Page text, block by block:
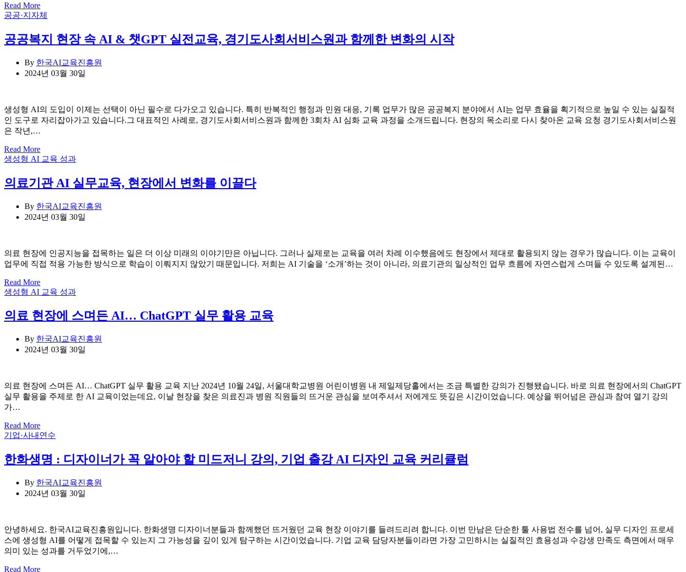
Read More
Categories
공공·지자체
공공복지 현장 속 AI & 챗GPT 실전교육, 경기도사회서비스원과 함께한 변화의 시작
By 한국AI교육진흥원
2024년 03월 30일
생성형 AI의 도입이 이제는 선택이 아닌 필수로 다가오고 있습니다. 특히 반복적인 행정과 민원 대응, 기록 업무가 많은 공공복지 분야에서 AI는 업무 효율을 획기적으로 높일 수 있는 실질적
인 도구로 자리잡아가고 있습니다.그 대표적인 사례로, 경기도사회서비스원과 함께한 3회차 AI 심화 교육 과정을 소개드립니다. 현장의 목소리로 다시 찾아온 교육 요청 경기도사회서비스원
은 작년,…
Read More
Categories
생성형 AI 교육 성과
의료기관 AI 실무교육, 현장에서 변화를 이끌다
By 한국AI교육진흥원
2024년 03월 30일
의료 현장에 인공지능을 접목하는 일은 더 이상 미래의 이야기만은 아닙니다. 그러나 실제로는 교육을 여러 차례 이수했음에도 현장에서 제대로 활용되지 않는 경우가 많습니다. 이는 교육이
업무에 직접 적용 가능한 방식으로 학습이 이뤄지지 않았기 때문입니다. 저희는 AI 기술을 ‘소개’하는 것이 아니라, 의료기관의 일상적인 업무 흐름에 자연스럽게 스며들 수 있도록 설계된…
Read More
Categories
생성형 AI 교육 성과
의료 현장에 스며든 AI… ChatGPT 실무 활용 교육
By 한국AI교육진흥원
2024년 03월 30일
의료 현장에 스며든 AI… ChatGPT 실무 활용 교육 지난 2024년 10월 24일, 서울대학교병원 어린이병원 내 제일제당홀에서는 조금 특별한 강의가 진행됐습니다. 바로 의료 현장에서의 ChatGPT
실무 활용을 주제로 한 AI 교육이었는데요, 이날 현장을 찾은 의료진과 병원 직원들의 뜨거운 관심을 보여주셔서 저에게도 뜻깊은 시간이었습니다. 예상을 뛰어넘은 관심과 참여 열기 강의
가…
Read More
Categories
기업·사내연수
한화생명 : 디자이너가 꼭 알아야 할 미드저니 강의, 기업 출강 AI 디자인 교육 커리큘럼
By 한국AI교육진흥원
2024년 03월 30일
안녕하세요. 한국AI교육진흥원입니다. 한화생명 디자이너분들과 함께했던 뜨거웠던 교육 현장 이야기를 들려드리려 합니다. 이번 만남은 단순한 툴 사용법 전수를 넘어, 실무 디자인 프로세
스에 생성형 AI를 어떻게 접목할 수 있는지 그 가능성을 깊이 있게 탐구하는 시간이었습니다. 기업 교육 담당자분들이라면 가장 고민하시는 실질적인 효용성과 수강생 만족도 측면에서 매우
의미 있는 성과를 거두었기에,…
Read More